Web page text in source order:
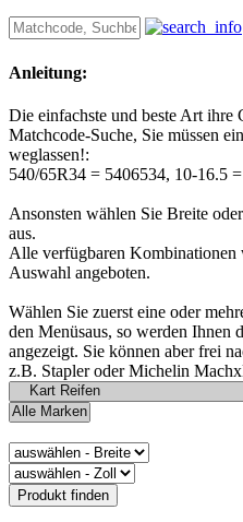
Anleitung:
Die einfachste und beste Art ihre
Matchcode-Suche, Sie müssen
weglassen!:
540/65R34 = 5406534, 10-16.5
Ansonsten wählen Sie Breite
aus.
Alle verfügbaren Kombinationen
Auswahl angeboten.
Wählen Sie zuerst eine oder
den Menüsaus, so werden Ihnen
angezeigt. Sie können aber frei
z.B. Stapler oder Michelin